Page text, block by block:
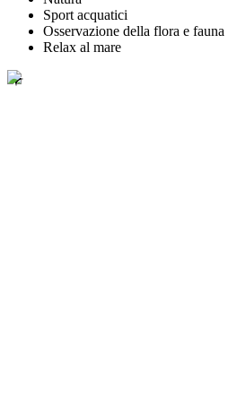
Sport acquatici
Osservazione della flora e fauna
Relax al mare